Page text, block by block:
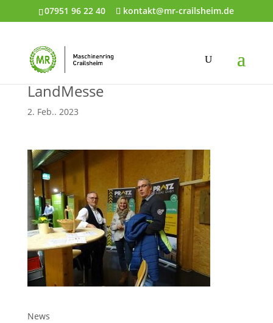
07951 96 22 40 kontakt@mr-crailsheim.de
LandMesse
2. Feb.. 2023
News